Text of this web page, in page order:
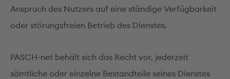
Anspruch des Nutzers auf eine ständige Verfügbarkeit
oder störungsfreien Betrieb des Dienstes.
PASCH-net behält sich das Recht vor, jederzeit
sämtliche oder einzelne Bestandteile seines Dienstes